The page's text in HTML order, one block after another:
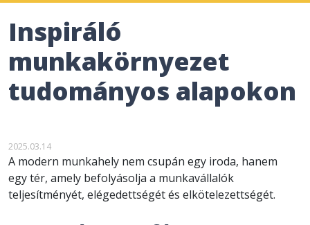
Inspiráló
munkakörnyezet
tudományos alapokon
2025.03.14
A modern munkahely nem csupán egy iroda, hanem
egy tér, amely befolyásolja a munkavállalók
teljesítményét, elégedettségét és elkötelezettségét.